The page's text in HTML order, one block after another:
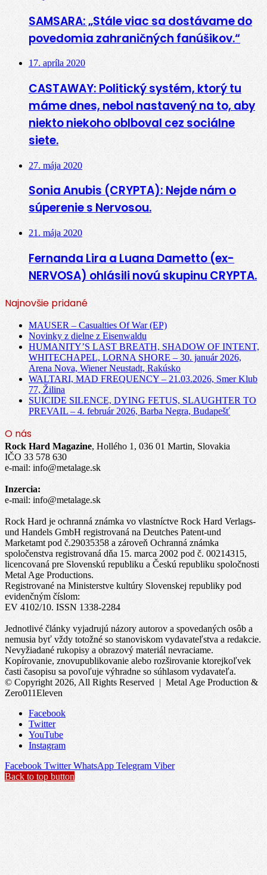
SAMSARA: „Stále viac sa dostávame do
povedomia zahraničných fanúšikov.“
17. apríla 2020
CASTAWAY: Politický systém, ktorý tu
máme dnes, nebol nastavený na to, aby
niekto niekoho oblboval cez sociálne
siete.
27. mája 2020
Sonia Anubis (CRYPTA): Nejde nám o
súperenie s Nervosou.
21. mája 2020
Fernanda Lira a Luana Dametto (ex-
NERVOSA) ohlásili novú skupinu CRYPTA.
Najnovšie pridané
MAUSER – Casualties Of War (EP)
Novinky z dielne z Eisenwaldu
HUMANITY’S LAST BREATH, SHADOW OF INTENT,
WHITECHAPEL, LORNA SHORE – 30. január 2026,
Arena Nova, Wiener Neustadt, Rakúsko
WALTARI, MAD FREQUENCY – 21.03.2026, Smer Klub
77, Žilina
SUICIDE SILENCE, DYING FETUS, SLAUGHTER TO
PREVAIL – 4. február 2026, Barba Negra, Budapešť
O nás
Rock Hard Magazine, Hollého 1, 036 01 Martin, Slovakia
IČO 33 578 630
e-mail: info@metalage.sk
Inzercia:
e-mail: info@metalage.sk
Rock Hard je ochranná známka vo vlastníctve Rock Hard Verlags-
und Handels GmbH registrovaná na Deutches Patent-und
Marketamt pod č.29035358 a zároveň Ochranná známka
spoločenstva registrovaná dňa 15. marca 2002 pod č. 00214315,
licencovaná pre Slovenskú republiku a Českú republiku spoločnosti
Metal Age Productions.
Registrované na Ministerstve kultúry Slovenskej republiky pod
evidenčným číslom:
EV 4102/10. ISSN 1338-2284
Jednotlivé články vyjadrujú názory autorov a spovedaných osôb a
nemusia byť vždy totožné so stanoviskom vydavateľstva a redakcie.
Nevyžiadané rukopisy a obrazový materiál nevraciame.
Kopírovanie, znovupublikovanie alebo rozširovanie ktorejkoľvek
časti časopisu sa povoľuje výhradne so súhlasom vydavateľa.
© Copyright 2026, All Rights Reserved | Metal Age Production &
Zero011Eleven
Facebook
Twitter
YouTube
Instagram
Facebook Twitter WhatsApp Telegram Viber
Back to top button